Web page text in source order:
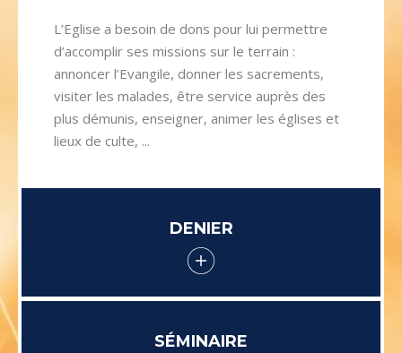
L’Eglise a besoin de dons pour lui permettre
d’accomplir ses missions sur le terrain :
annoncer l’Evangile, donner les sacrements,
visiter les malades, être service auprès des
plus démunis, enseigner, animer les églises et
lieux de culte, ...
DENIER
SÉMINAIRE